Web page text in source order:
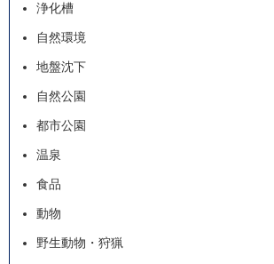
浄化槽
自然環境
地盤沈下
自然公園
都市公園
温泉
食品
動物
野生動物・狩猟